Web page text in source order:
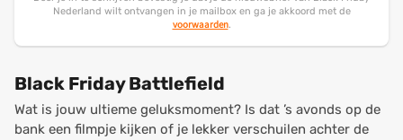
Nederland wilt ontvangen in je mailbox en ga je akkoord met de
voorwaarden.
Black Friday Battlefield
Wat is jouw ultieme geluksmoment? Is dat ’s avonds op de
bank een filmpje kijken of je lekker verschuilen achter de